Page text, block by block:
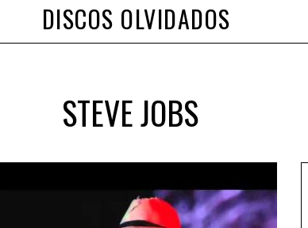
DISCOS OLVIDADOS
STEVE JOBS